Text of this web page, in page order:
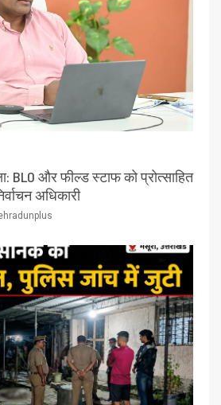
BLO और फील्ड स्टाफ को प्रोत्साहित
अधिकारी